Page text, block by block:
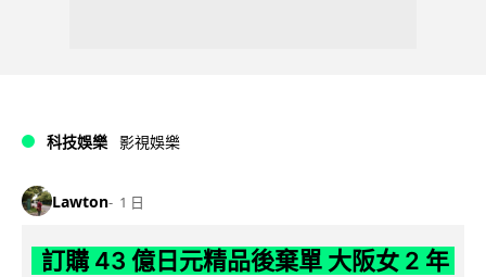
科技娛樂 影視娛樂
Lawton 1 日
訂購 43 億日元精品後棄單 大阪女 2 年